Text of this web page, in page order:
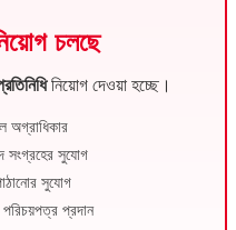
চলছে
নিয়োগ দেওয়া হচ্ছে।
অগ্রাধিকার
সংগ্রহের সুযোগ
সুযোগ
প্রদান